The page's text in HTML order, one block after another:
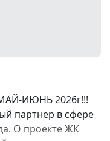
ИЮНЬ 2026г!!!
партнер в сфере
О проекте ЖК